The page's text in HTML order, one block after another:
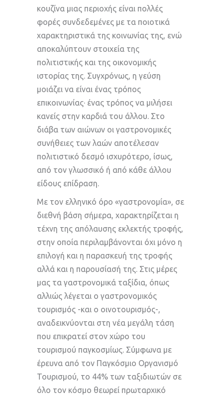
κουζίνα μιας περιοχής είναι πολλές
φορές συνδεδεμένες με τα ποιοτικά
χαρακτηριστικά της κοινωνίας της, ενώ
αποκαλύπτουν στοιχεία της
πολιτιστικής και της οικονομικής
ιστορίας της. Συγχρόνως, η γεύση
μοιάζει να είναι ένας τρόπος
επικοινωνίας· ένας τρόπος να μιλήσει
κανείς στην καρδιά του άλλου. Στο
διάβα των αιώνων οι γαστρονομικές
συνήθειες των λαών αποτέλεσαν
πολιτιστικό δεσμό ισχυρότερο, ίσως,
από τον γλωσσικό ή από κάθε άλλου
είδους επίδραση.
Με τον ελληνικό όρο «γαστρονομία», σε
διεθνή βάση σήμερα, χαρακτηρίζεται η
τέχνη της απόλαυσης εκλεκτής τροφής,
στην οποία περιλαμβάνονται όχι μόνο η
επιλογή και η παρασκευή της τροφής
αλλά και η παρουσίασή της. Στις μέρες
μας τα γαστρονομικά ταξίδια, όπως
αλλιώς λέγεται ο γαστρονομικός
τουρισμός -και ο οινοτουρισμός-,
αναδεικνύονται στη νέα μεγάλη τάση
που επικρατεί στον χώρο του
τουρισμού παγκοσμίως. Σύμφωνα με
έρευνα από τον Παγκόσμιο Οργανισμό
Τουρισμού, το 44% των ταξιδιωτών σε
όλο τον κόσμο θεωρεί πρωταρχικό